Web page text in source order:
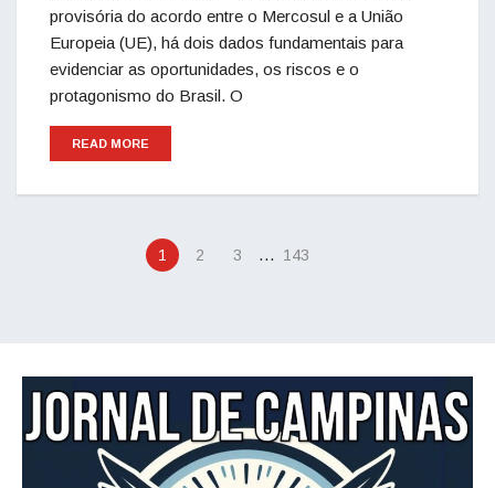
provisória do acordo entre o Mercosul e a União
Europeia (UE), há dois dados fundamentais para
evidenciar as oportunidades, os riscos e o
protagonismo do Brasil. O
READ MORE
1 2 3 … 143